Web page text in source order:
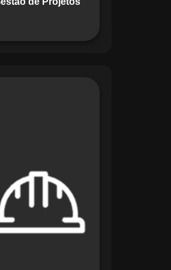
com eficiência.
Maestro organiza
de exames
e treinamentos,
alertas e
disponibiliza